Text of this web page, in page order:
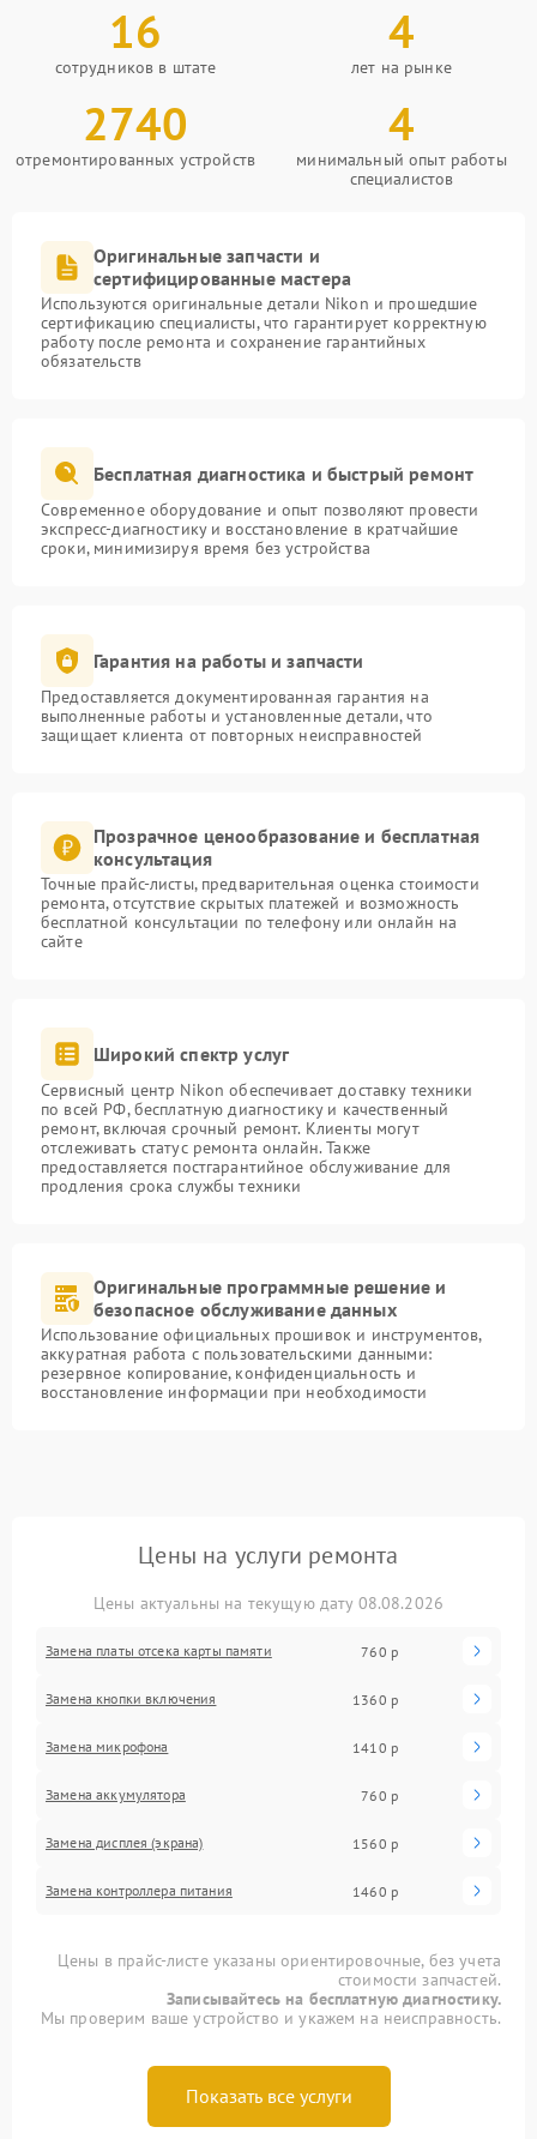
16
сотрудников в штате
4
лет на рынке
2740
отремонтированных устройств
4
минимальный опыт работы
специалистов
Оригинальные запчасти и
сертифицированные мастера
Используются оригинальные детали Nikon и прошедшие
сертификацию специалисты, что гарантирует корректную
работу после ремонта и сохранение гарантийных
обязательств
Бесплатная диагностика и быстрый ремонт
Современное оборудование и опыт позволяют провести
экспресс-диагностику и восстановление в кратчайшие
сроки, минимизируя время без устройства
Гарантия на работы и запчасти
Предоставляется документированная гарантия на
выполненные работы и установленные детали, что
защищает клиента от повторных неисправностей
Прозрачное ценообразование и бесплатная
консультация
Точные прайс-листы, предварительная оценка стоимости
ремонта, отсутствие скрытых платежей и возможность
бесплатной консультации по телефону или онлайн на
сайте
Широкий спектр услуг
Сервисный центр Nikon обеспечивает доставку техники
по всей РФ, бесплатную диагностику и качественный
ремонт, включая срочный ремонт. Клиенты могут
отслеживать статус ремонта онлайн. Также
предоставляется постгарантийное обслуживание для
продления срока службы техники
Оригинальные программные решение и
безопасное обслуживание данных
Использование официальных прошивок и инструментов,
аккуратная работа с пользовательскими данными:
резервное копирование, конфиденциальность и
восстановление информации при необходимости
Цены на услуги ремонта
Цены актуальны на текущую дату 08.08.2026
Замена платы отсека карты памяти 760 р
Замена кнопки включения 1360 р
Замена микрофона 1410 р
Замена аккумулятора 760 р
Замена дисплея (экрана) 1560 р
Замена контроллера питания 1460 р
Цены в прайс-листе указаны ориентировочные, без учета
стоимости запчастей.
Записывайтесь на бесплатную диагностику.
Мы проверим ваше устройство и укажем на неисправность.
Показать все услуги